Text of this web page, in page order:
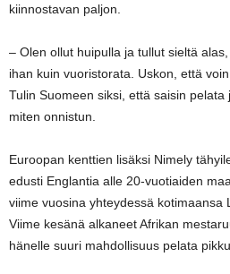
kiinnostavan paljon.
– Olen ollut huipulla ja tullut sieltä
ihan kuin vuoristorata. Uskon, että
Tulin Suomeen siksi, että saisin pelata
miten onnistun.
Euroopan kenttien lisäksi Nimely
edusti Englantia alle 20-vuotiaiden
viime vuosina yhteydessä kotimaansa
Viime kesänä alkaneet Afrikan
hänelle suuri mahdollisuus pelata